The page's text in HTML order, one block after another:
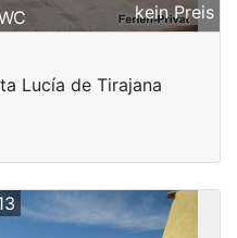
kein Preis
Lucía de Tirajana